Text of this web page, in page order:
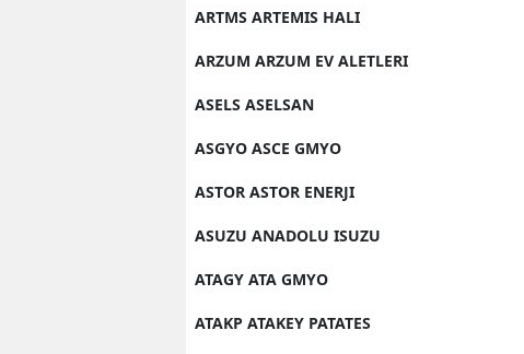
ARTMS ARTEMIS HALI
ARZUM ARZUM EV ALETLERI
ASELS ASELSAN
ASGYO ASCE GMYO
ASTOR ASTOR ENERJI
ASUZU ANADOLU ISUZU
ATAGY ATA GMYO
ATAKP ATAKEY PATATES